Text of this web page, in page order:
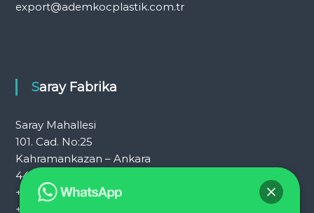
export@ademkocplastik.com.tr
Saray Fabrika
Saray Mahallesi
101. Cad. No:25
Kahramankazan – Ankara
444 7 054
+90 312 353 25 72
+90 312 353 25 92